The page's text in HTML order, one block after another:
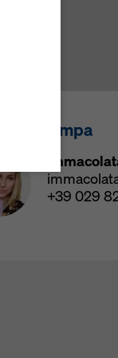
stampa
+39 029
su